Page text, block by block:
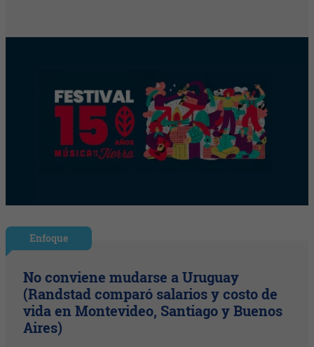
Enfoque
No conviene mudarse a Uruguay
(Randstad comparó salarios y costo de
vida en Montevideo, Santiago y Buenos
Aires)